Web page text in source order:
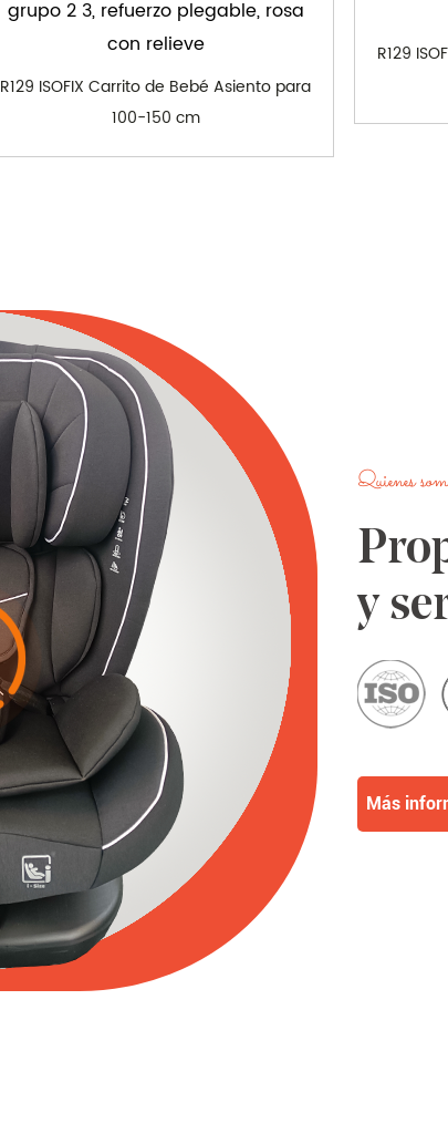
grupo 2 3, refuerzo plegable, rosa
con relieve
R129 ISOFIX Carrito de Bebé Asiento para
100-150 cm
R129
Quienes
y
Más